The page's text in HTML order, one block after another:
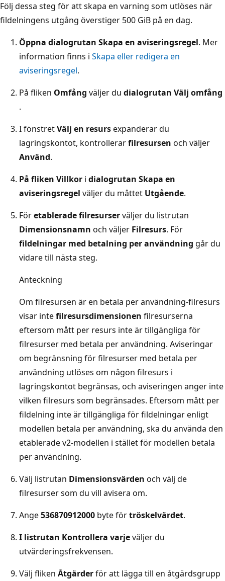
Följ dessa steg för att skapa en varning som utlöses när
fildelningens utgång överstiger 500 GiB på en dag.
Öppna dialogrutan Skapa en aviseringsregel. Mer
information finns i Skapa eller redigera en
aviseringsregel.
På fliken Omfång väljer du dialogrutan Välj omfång
.
I fönstretVälj en resursexpanderar du
lagringskontot, kontrollerarfilresursen och väljer
Använd.
På fliken Villkor i dialogrutan Skapa en
aviseringsregel väljer du måttet Utgående.
Företablerade filresurserväljer du listrutan
Dimensionsnamn och väljer Filresurs. För
fildelningar med betalning per användning går du
vidare till nästa steg.
Anteckning
Om filresursen är en betala per användning-filresurs
visar intefilresursdimensionen filresurserna
eftersom mått per resurs inte är tillgängliga för
filresurser med betala per användning. Aviseringar
om begränsning för filresurser med betala per
användning utlöses om någon filresurs i
lagringskontot begränsas, och aviseringen anger inte
vilken filresurs som begränsades. Eftersom mått per
fildelning inte är tillgängliga för fildelningar enligt
modellen betala per användning, ska du använda den
etablerade v2-modellen i stället för modellen betala
per användning.
Välj listrutan Dimensionsvärden och välj de
filresurser som du vill avisera om.
Ange536870912000 byte förtröskelvärdet.
I listrutan Kontrollera varjeväljer du
utvärderingsfrekvensen.
Välj fliken Åtgärderför att lägga till en åtgärdsgrupp